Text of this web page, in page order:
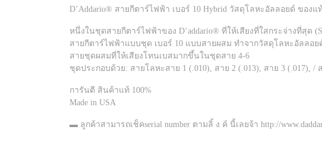
D’Addario® สายกีตาร์ไฟฟ้า เบอร์ 10 Hybrid วัสดุโลหะอัลลอยด์ ของแท้
หนึ่งในชุดสายกีตาร์ไฟฟ้าของ D’addario® ที่ให้เสียงที่ใสกระจ่างที่สุด
สายกีตาร์ไฟฟ้าแบบชุด เบอร์ 10 แบบสายผสม ทำจากวัสดุโลหะอัลลอ
สายชุดผสมที่ให้เสียงโทนเบสมากขึ้นในชุดสาย 4-6
ชุดประกอบด้วย: สายโลหะสาย 1 (.010), สาย 2 (.013), สาย 3 (.017), /
การันตี สินค้าแท้ 100%
Made in USA
▬ ลูกค้าสามารถเช็คserial number ตามลิ้ ง ค์ นี้เลยจ้า http://